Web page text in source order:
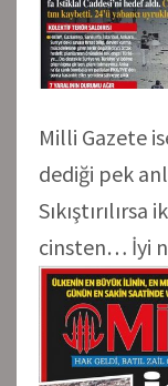
Milli Gazete
dediği pek
cinsten… İyi